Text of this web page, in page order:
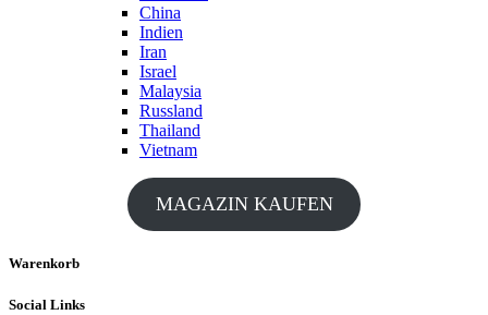
China
Indien
Iran
Israel
Malaysia
Russland
Thailand
Vietnam
MAGAZIN KAUFEN
Warenkorb
Social Links